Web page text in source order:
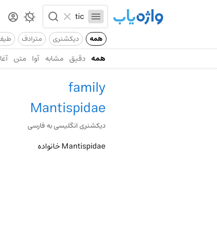
همه دیکشنری مترادف
همه دقیق مشابه آوا متن
family
Mantispidae
دیکشنری انگلیسی به فارسی
Mantispidae خانواده